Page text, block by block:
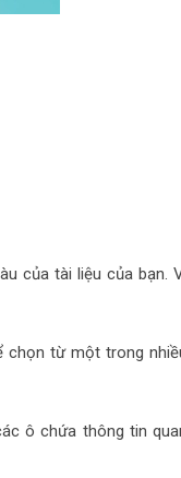
của tài liệu của bạn.
chọn từ một trong
ô chứa thông tin